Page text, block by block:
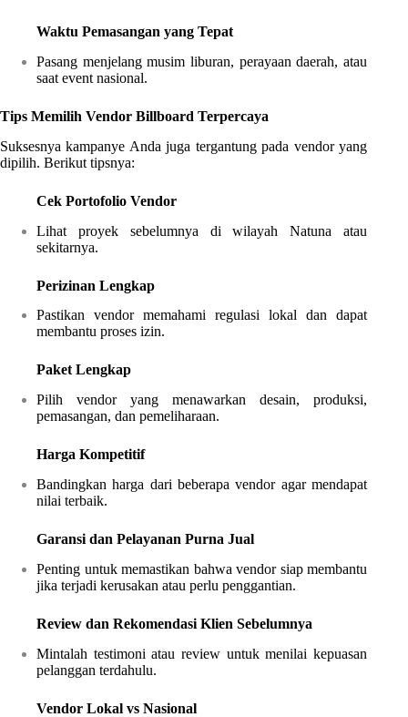
Waktu Pemasangan yang Tepat
Pasang menjelang musim liburan, perayaan daerah, atau
saat event nasional.
Tips Memilih Vendor Billboard Terpercaya
Suksesnya kampanye Anda juga tergantung pada vendor yang
dipilih. Berikut tipsnya:
Cek Portofolio Vendor
Lihat proyek sebelumnya di wilayah Natuna atau
sekitarnya.
Perizinan Lengkap
Pastikan vendor memahami regulasi lokal dan dapat
membantu proses izin.
Paket Lengkap
Pilih vendor yang menawarkan desain, produksi,
pemasangan, dan pemeliharaan.
Harga Kompetitif
Bandingkan harga dari beberapa vendor agar mendapat
nilai terbaik.
Garansi dan Pelayanan Purna Jual
Penting untuk memastikan bahwa vendor siap membantu
jika terjadi kerusakan atau perlu penggantian.
Review dan Rekomendasi Klien Sebelumnya
Mintalah testimoni atau review untuk menilai kepuasan
pelanggan terdahulu.
Vendor Lokal vs Nasional